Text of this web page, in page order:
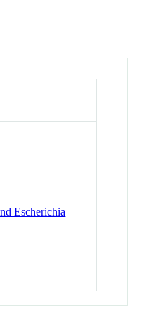
Escherichia